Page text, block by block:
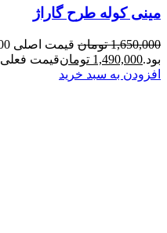
مینی کوله طرح گاراژ
1,650,000 تومان
بود.1,490,000 تومانقیمت فعلی 1,490,000 تومان است.
افزودن به سبد خرید